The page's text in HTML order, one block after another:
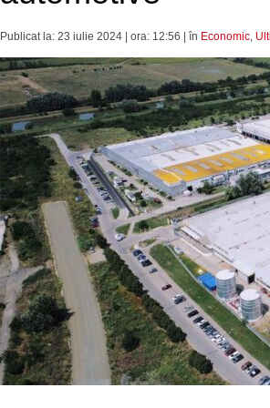
Publicat la: 23 iulie 2024 | ora: 12:56 | în Economic,